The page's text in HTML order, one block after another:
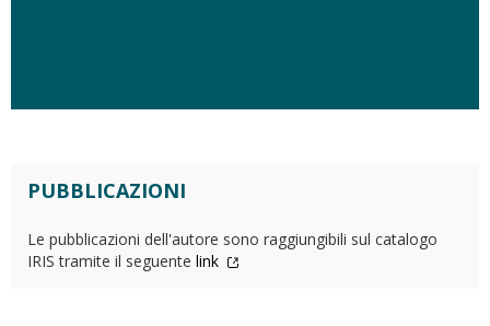
PUBBLICAZIONI
Le pubblicazioni dell'autore sono raggiungibili sul catalogo
IRIS tramite il seguente link